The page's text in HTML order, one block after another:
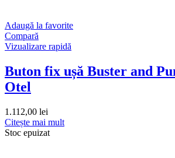
Adaugă la favorite
Compară
Vizualizare rapidă
Buton fix ușă Buster and
Otel
1.112,00 lei
Citește mai mult
Stoc epuizat